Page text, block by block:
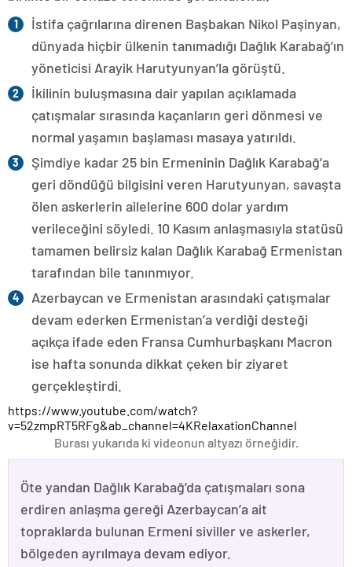
İstifa çağrılarına direnen Başbakan Nikol Paşinyan,
dünyada hiçbir ülkenin tanımadığı Dağlık Karabağ’ın
yöneticisi Arayik Harutyunyan’la görüştü.
İkilinin buluşmasına dair yapılan açıklamada
çatışmalar sırasında kaçanların geri dönmesi ve
normal yaşamın başlaması masaya yatırıldı.
Şimdiye kadar 25 bin Ermeninin Dağlık Karabağ’a
geri döndüğü bilgisini veren Harutyunyan, savaşta
ölen askerlerin ailelerine 600 dolar yardım
verileceğini söyledi. 10 Kasım anlaşmasıyla statüsü
tamamen belirsiz kalan Dağlık Karabağ Ermenistan
tarafından bile tanınmıyor.
Azerbaycan ve Ermenistan arasındaki çatışmalar
devam ederken Ermenistan’a verdiği desteği
açıkça ifade eden Fransa Cumhurbaşkanı Macron
ise hafta sonunda dikkat çeken bir ziyaret
gerçekleştirdi.
https://www.youtube.com/watch?
v=52zmpRT5RFg&ab_channel=4KRelaxationChannel
Burası yukarıda ki videonun altyazı örneğidir.
Öte yandan Dağlık Karabağ’da çatışmaları sona
erdiren anlaşma gereği Azerbaycan’a ait
topraklarda bulunan Ermeni siviller ve askerler,
bölgeden ayrılmaya devam ediyor.